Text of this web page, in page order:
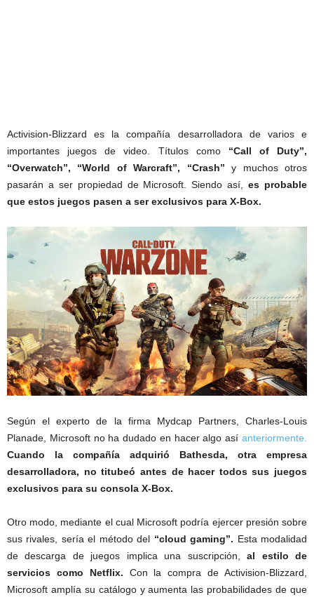
Activision-Blizzard es la compañía desarrolladora de varios e
importantes juegos de video. Títulos como “Call of Duty”,
“Overwatch”, “World of Warcraft”, “Crash” y muchos otros
pasarán a ser propiedad de Microsoft. Siendo así,es probable
que estos juegos pasen a ser exclusivos para X-Box.
Según el experto de la firma Mydcap Partners, Charles-Louis
Planade, Microsoft no ha dudado en hacer algo así anteriormente.
Cuando la compañía adquirió Bathesda,
otra empresa
desarrolladora, no titubeó antes de hacer todos sus juegos
exclusivos para su consola X-Box.
Otro modo, mediante el cual Microsoft podría ejercer presión sobre
sus rivales, sería el método del “cloud gaming”. Esta modalidad
de descarga de juegos implica una suscripción,
al estilo de
servicios como Netflix. Con la compra de Activision-Blizzard,
Microsoft amplía su catálogo y aumenta las probabilidades de que